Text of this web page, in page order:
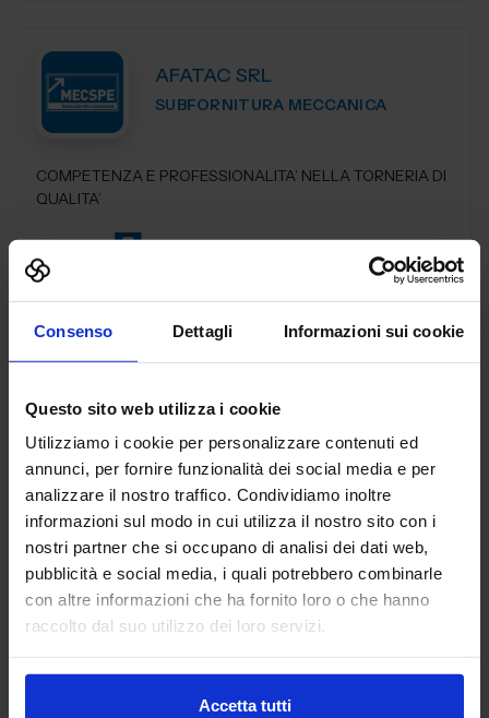
Consenso Dettagli Informazioni sui cookie
Questo sito web utilizza i cookie
Utilizziamo i cookie per personalizzare contenuti ed
annunci, per fornire funzionalità dei social media e per
analizzare il nostro traffico. Condividiamo inoltre
informazioni sul modo in cui utilizza il nostro sito con i
nostri partner che si occupano di analisi dei dati web,
pubblicità e social media, i quali potrebbero combinarle
con altre informazioni che ha fornito loro o che hanno
raccolto dal suo utilizzo dei loro servizi.
Accetta tutti
AFATAC SRL
SUBFORNITURA MECCANICA
COMPETENZA E PROFESSIONALITA’ NELLA TORNERIA DI
QUALITA’
Padiglione:Pad. 25Stand:B84
Vai alla scheda
AG TECHNIK SRL
MACCHINE UTENSILI
Padiglione:Pad. 16Stand: D44
Aggiungi ai preferiti
Vai alla scheda